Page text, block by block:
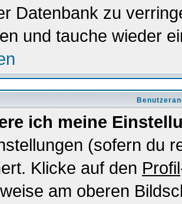
Datenbank zu
und tauche wieder
ich meine
(sofern du
Klicke auf den Profil
am oberen